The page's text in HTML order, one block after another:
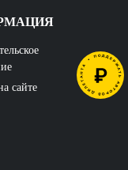
сайте